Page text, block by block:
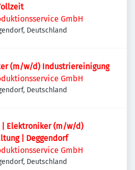
GmbH
Deutschland
(m/w/d) Industriereinigung
GmbH
Deutschland
| Elektroniker (m/w/d)
| Deggendorf
GmbH
Deutschland